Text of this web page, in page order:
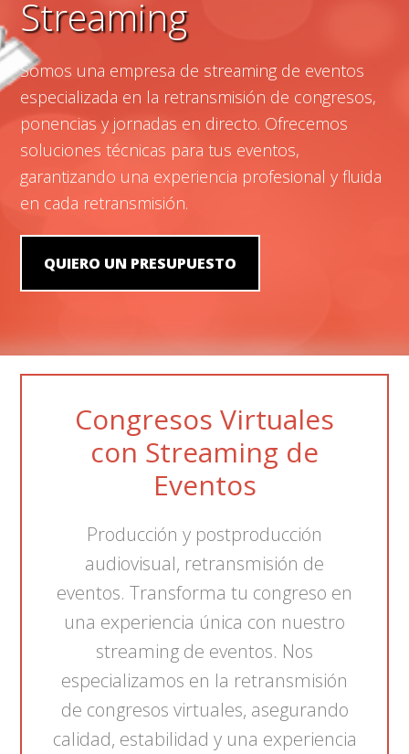
Streaming
Somos una empresa de streaming de eventos
especializada en la retransmisión de congresos,
ponencias y jornadas en directo. Ofrecemos
soluciones técnicas para tus eventos,
garantizando una experiencia profesional y fluida
en cada retransmisión.
QUIERO UN PRESUPUESTO
Congresos Virtuales
con Streaming de
Eventos
Producción y postproducción
audiovisual, retransmisión de
eventos. Transforma tu congreso en
una experiencia única con nuestro
streaming de eventos. Nos
especializamos en la retransmisión
de congresos virtuales, asegurando
calidad, estabilidad y una experiencia